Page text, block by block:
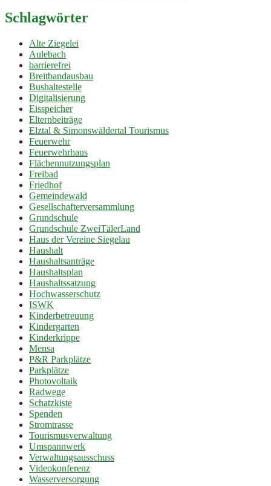
Schlagwörter
Alte Ziegelei
Aulebach
barrierefrei
Breitbandausbau
Bushaltestelle
Digitalisierung
Eisspeicher
Elternbeiträge
Elztal & Simonswäldertal Tourismus
Feuerwehr
Feuerwehrhaus
Flächennutzungsplan
Freibad
Friedhof
Gemeindewald
Gesellschafterversammlung
Grundschule
Grundschule ZweiTälerLand
Haus der Vereine Siegelau
Haushalt
Haushaltsanträge
Haushaltsplan
Haushaltssatzung
Hochwasserschutz
ISWK
Kinderbetreuung
Kindergarten
Kinderkrippe
Mensa
P&R Parkplätze
Parkplätze
Photovoltaik
Radwege
Schatzkiste
Spenden
Stromtrasse
Tourismusverwaltung
Umspannwerk
Verwaltungsausschuss
Videokonferenz
Wasserversorgung